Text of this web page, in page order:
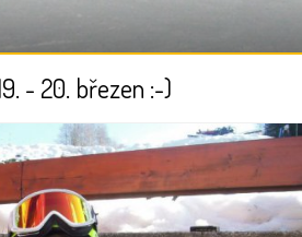
- 20. březen :-)